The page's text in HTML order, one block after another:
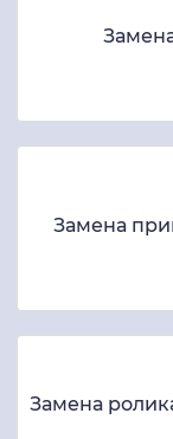
Замена
Замена